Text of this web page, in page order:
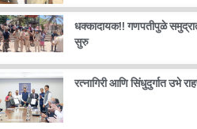
धक्कादायक!! गणपतीपुळे
सुरु
रत्नागिरी आणि सिंधुदुर्गात उभे